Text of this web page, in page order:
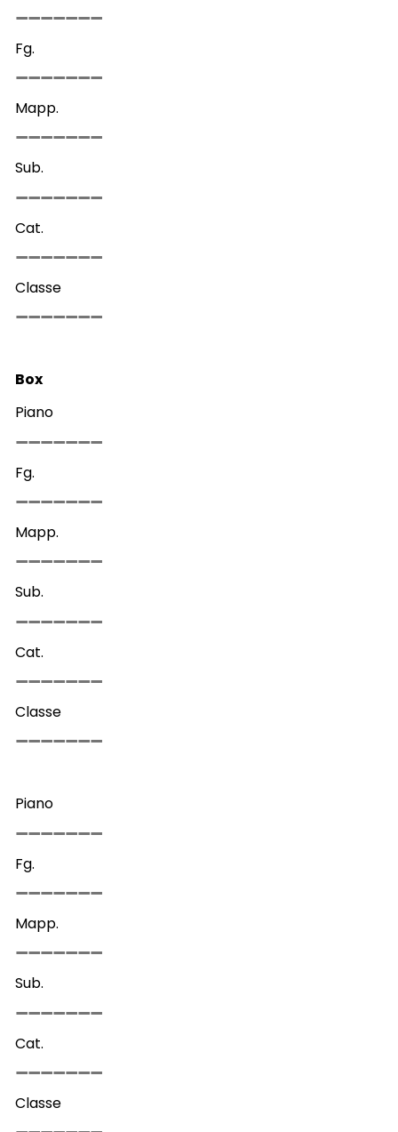
Fg.
Mapp.
Sub.
Cat.
Classe
Box
Piano
Fg.
Mapp.
Sub.
Cat.
Classe
Piano
Fg.
Mapp.
Sub.
Cat.
Classe